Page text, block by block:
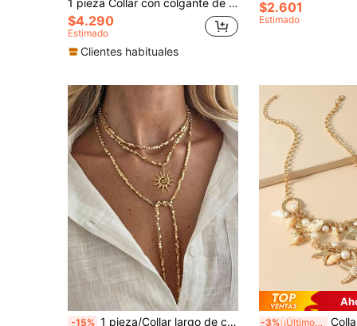
$4.290
Estimado
Clientes habituales
$2.601
Estimado
-15% 1 pieza/Collar largo de cuentas con colgante de sol de moda minimalista, cadena de cuello de cuentas cuadradas CCB de estilo dulce para mujer, adecuado para accesorios de uso diario de la mujer, vacaciones en la playa, compras, mejor regalo del Día de San Valentín para mujeres, (Material de resina CCB no metálico, por favor compre con precaución) -3% ¡Últimos 3 días Collar a capas